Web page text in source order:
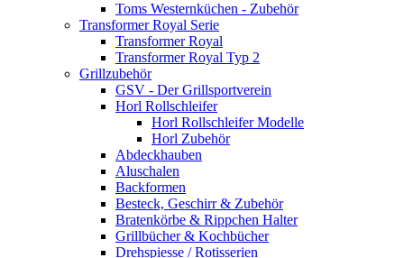
Toms Westernküchen - Zubehör
Transformer Royal Serie
Transformer Royal
Transformer Royal Typ 2
Grillzubehör
GSV - Der Grillsportverein
Horl Rollschleifer
Horl Rollschleifer Modelle
Horl Zubehör
Abdeckhauben
Aluschalen
Backformen
Besteck, Geschirr & Zubehör
Bratenkörbe & Rippchen Halter
Grillbücher & Kochbücher
Drehspiesse / Rotisserien